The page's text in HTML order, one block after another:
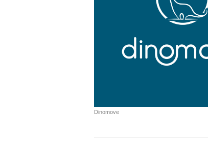
Dinomove